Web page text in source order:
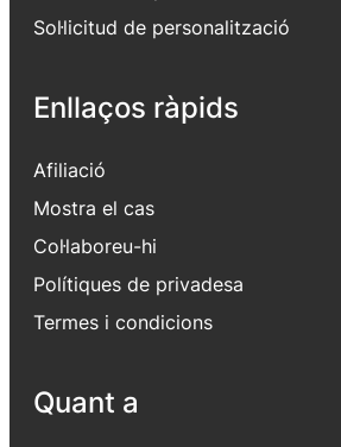
Sol·licitud de personalització
Enllaços ràpids
Afiliació
Mostra el cas
Col·laboreu-hi
Polítiques de privadesa
Termes i condicions
Quant a